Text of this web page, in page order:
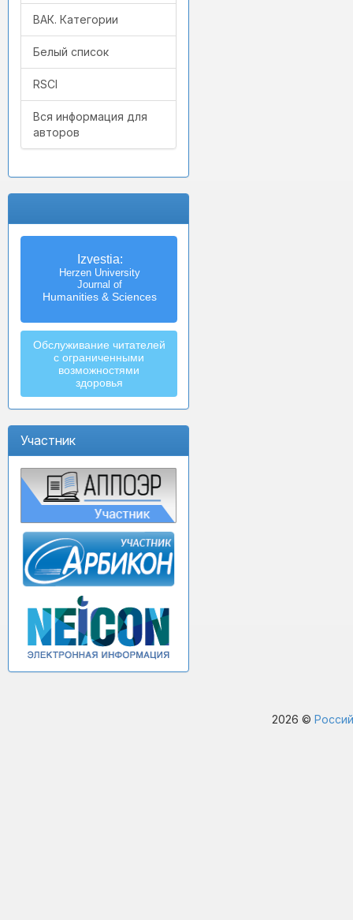
ВАК. Категории
Белый список
RSCI
Вся информация для
авторов
Izvestia:
Herzen University
Journal of
Humanities & Sciences
Обслуживание читателей
с ограниченными
возможностями
здоровья
Участник
2026 ©